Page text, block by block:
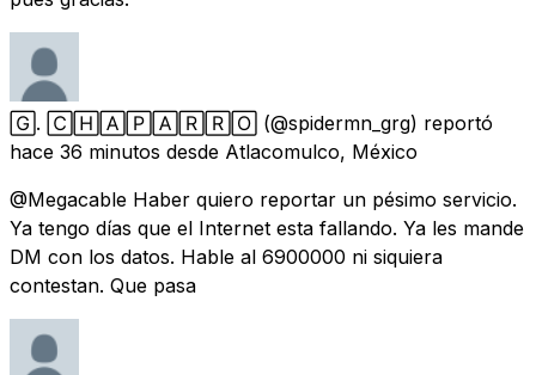
🄶. 🄲🄷🄰🄿🄰🅁🅁🄾 (@spidermn_grg) reportó
hace 36 minutos desde Atlacomulco, México
@Megacable Haber quiero reportar un pésimo servicio.
Ya tengo días que el Internet esta fallando. Ya les mande
DM con los datos. Hable al 6900000 ni siquiera
contestan. Que pasa